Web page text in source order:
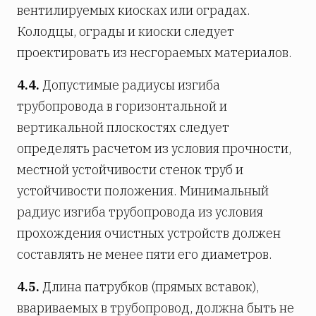
вентилируемых киосках или оградах.
Колодцы, ограды и киоски следует
проектировать из несгораемых материалов.
4.4. Допустимые радиусы изгиба
трубопровода в горизонтальной и
вертикальной плоскостях следует
определять расчетом из условия прочности,
местной устойчивости стенок труб и
устойчивости положения. Минимальный
радиус изгиба трубопровода из условия
прохождения очистных устройств должен
составлять не менее пяти его диаметров.
4.5. Длина патрубков (прямых вставок),
ввариваемых в трубопровод, должна быть не